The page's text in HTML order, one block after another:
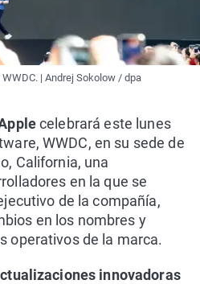
| Andrej Sokolow / dpa
celebrará este lunes
WWDC, en su sede de
California, una
en la que se
de la compañía,
en los nombres y
operativos de la marca.
innovadoras